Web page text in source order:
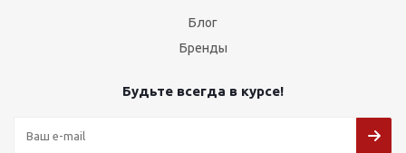
Блог
Бренды
Будьте всегда в курсе!